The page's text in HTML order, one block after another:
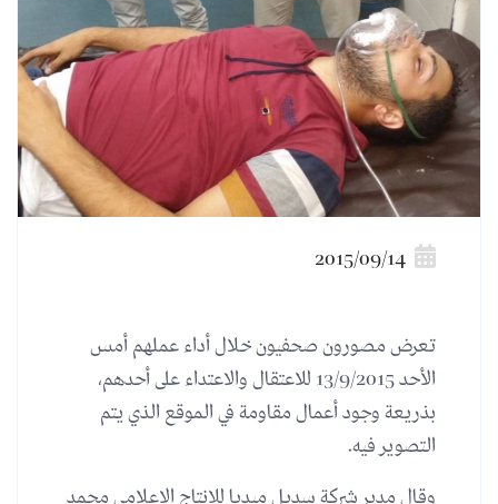
2015/09/14
تعرض مصورون صحفيون خلال أداء عملهم أمس
الأحد 13/9/2015 للاعتقال والاعتداء على أحدهم،
بذريعة وجود أعمال مقاومة في الموقع الذي يتم
التصوير فيه.